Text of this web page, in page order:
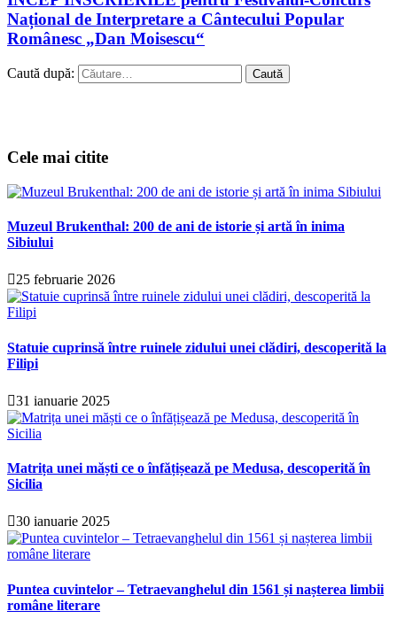
Național de Interpretare a Cântecului Popular
Românesc „Dan Moisescu“
Caută după:
Cele mai citite
Muzeul Brukenthal: 200 de ani de istorie și artă în inima
Sibiului
25 februarie 2026
Statuie cuprinsă între ruinele zidului unei clădiri, descoperită la
Filipi
31 ianuarie 2025
Matrița unei măști ce o înfățișează pe Medusa, descoperită în
Sicilia
30 ianuarie 2025
Puntea cuvintelor – Tetraevanghelul din 1561 și nașterea limbii
române literare